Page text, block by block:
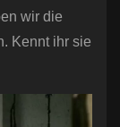
wir die
Kennt ihr sie